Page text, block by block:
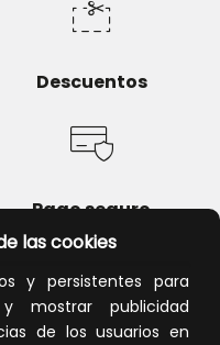
las cookies
y persistentes para
mostrar publicidad
de los usuarios en
Descuentos
Pago seguro